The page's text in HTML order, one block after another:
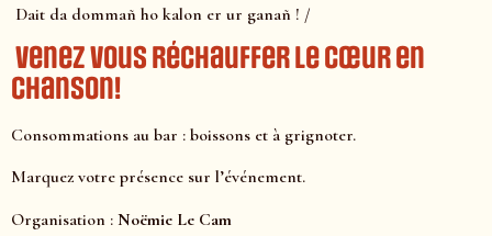
Dait da dommañ ho kalon er ur ganañ ! /
Venez vous réchauffer le cœur en
chanson!
Consommations au bar : boissons et à grignoter.
Marquez votre présence sur l’événement.
Organisation : Noëmie Le Cam